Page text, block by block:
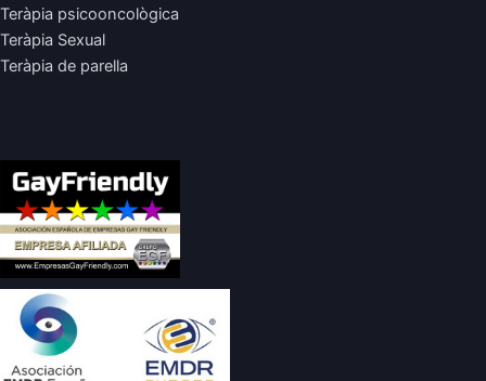
Teràpia psicooncològica
Teràpia Sexual
Teràpia de parella